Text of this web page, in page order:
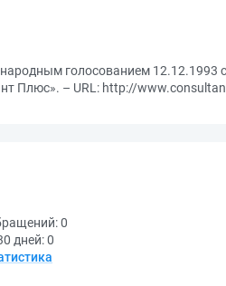
голосованием
Плюс». – URL: http://
0
дней:0